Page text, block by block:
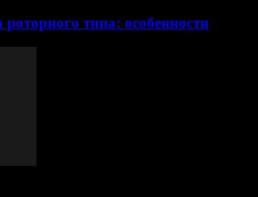
типа: особенности